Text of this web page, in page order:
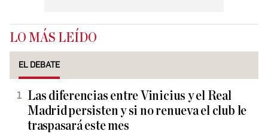
LO MÁS LEÍDO
EL DEBATE
Las diferencias entre Vinicius y el Real
Madrid persisten y si no renueva el club le
traspasará este mes